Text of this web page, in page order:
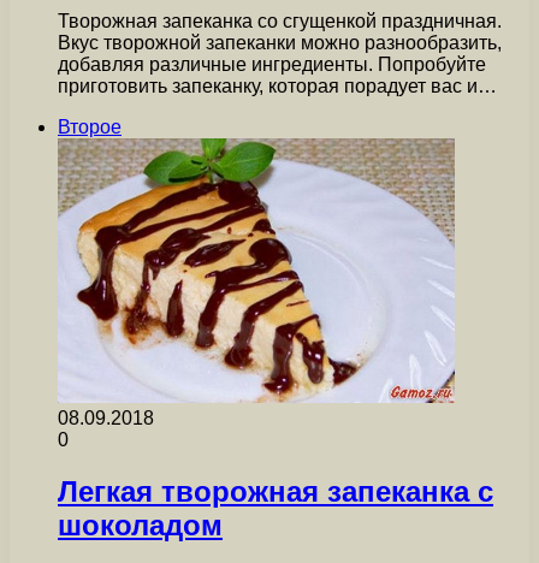
Творожная запеканка со сгущенкой праздничная.
Вкус творожной запеканки можно разнообразить,
добавляя различные ингредиенты. Попробуйте
приготовить запеканку, которая порадует вас и…
Второе
08.09.2018
0
Легкая творожная запеканка с
шоколадом